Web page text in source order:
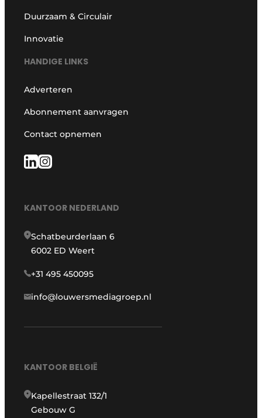
Duurzaam & Circulair
Innovatie
HANDIGE LINKS
Adverteren
Abonnement aanvragen
Contact opnemen
KANTOOR NEDERLAND
Schatbeurderlaan 6
6002 ED Weert
+31 495 450095
info@louwersmediagroep.nl
KANTOOR BELGIË
Kapellestraat 132/1
Gebouw G